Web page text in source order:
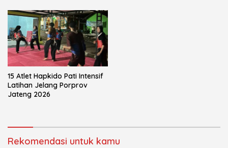
15 Atlet Hapkido Pati Intensif
Latihan Jelang Porprov
Jateng 2026
Rekomendasi untuk kamu